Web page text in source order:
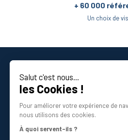
Salut c'est nous...
les Cookies !
Pour améliorer votre expérience de
nous utilisons des cookies.
À quoi servent-ils ?
+ 60 000
Un choix de
Besoin